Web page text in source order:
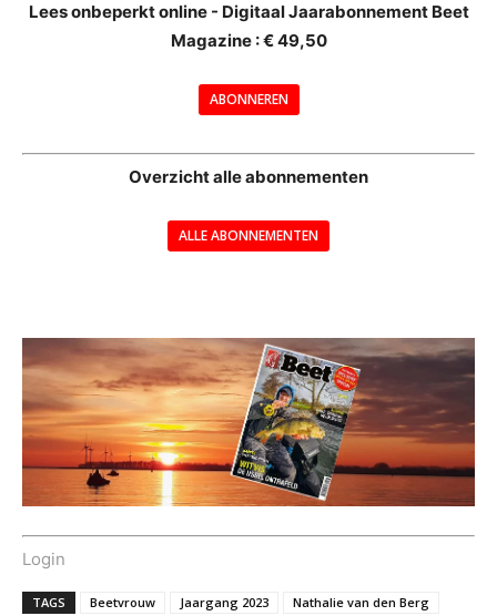
Lees onbeperkt online - Digitaal Jaarabonnement Beet
Magazine : € 49,50
ABONNEREN
Overzicht alle abonnementen
ALLE ABONNEMENTEN
Login
TAGS Beetvrouw Jaargang 2023
Nathalie van den Berg